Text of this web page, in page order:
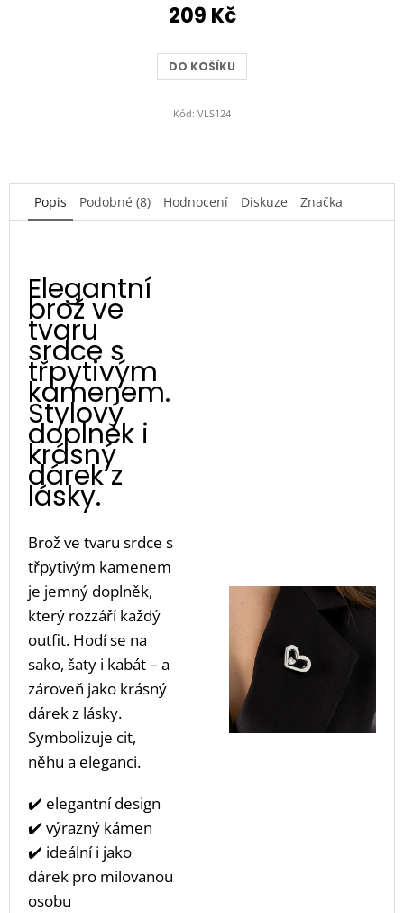
209 Kč
DO KOŠÍKU
Kód: VLS124
Popis Podobné (8) Hodnocení Diskuze Značka
Elegantní
brož ve
tvaru
srdce s
třpytivým
kamenem.
Stylový
doplněk i
krásný
dárek z
lásky.
Brož ve tvaru srdce s
třpytivým kamenem
je jemný doplněk,
který rozzáří každý
outfit. Hodí se na
sako, šaty i kabát – a
zároveň jako krásný
dárek z lásky.
Symbolizuje cit,
něhu a eleganci.
✔️ elegantní design
✔️ výrazný kámen
✔️ ideální i jako
dárek pro milovanou
osobu